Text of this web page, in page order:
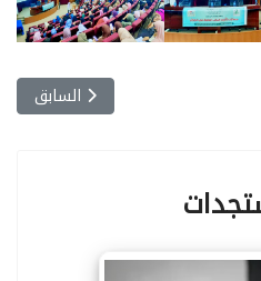
المقال
السابق
استخدام المستحدثات التقنية في